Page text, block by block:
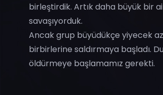
birleştirdik. Artık daha büyük bir
savaşıyorduk.
Ancak grup büyüdükçe yiyecek
birbirlerine saldırmaya başladı.
öldürmeye başlamamız gerekti.